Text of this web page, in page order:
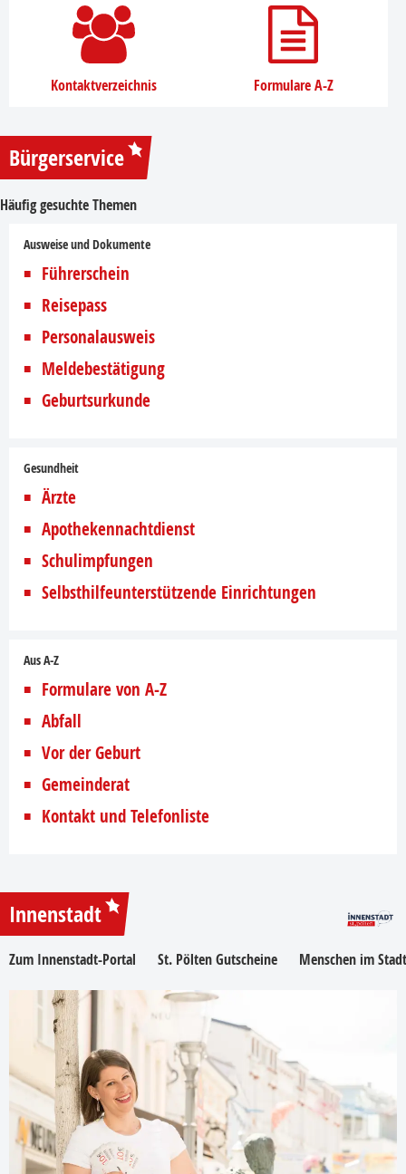
Kontaktverzeichnis Formulare A-Z
Bürgerservice
Häufig gesuchte Themen
Ausweise und Dokumente
Führerschein
Reisepass
Personalausweis
Meldebestätigung
Geburtsurkunde
Gesundheit
Ärzte
Apothekennachtdienst
Schulimpfungen
Selbsthilfeunterstützende Einrichtungen
Aus A-Z
Formulare von A-Z
Abfall
Vor der Geburt
Gemeinderat
Kontakt und Telefonliste
Innenstadt
Zum Innenstadt-Portal St. Pölten Gutscheine Menschen im